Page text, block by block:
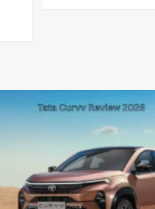
Amazing
और
आसान
Application
Process